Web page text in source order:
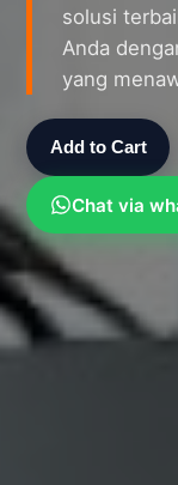
solusi
Anda
yang
Add to Cart
Chat via